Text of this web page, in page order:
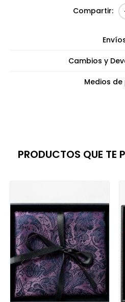
Cambios y
Medios
PRODUCTOS QUE TE